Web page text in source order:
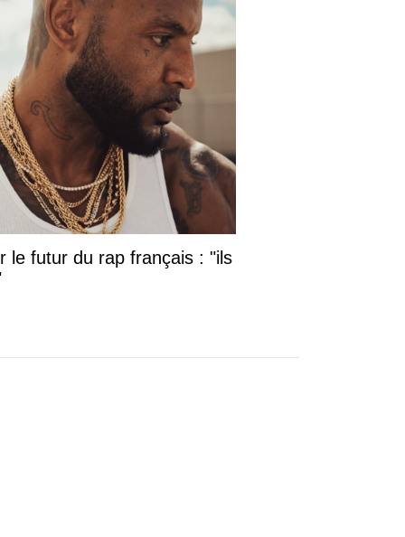
le futur du rap français : "ils